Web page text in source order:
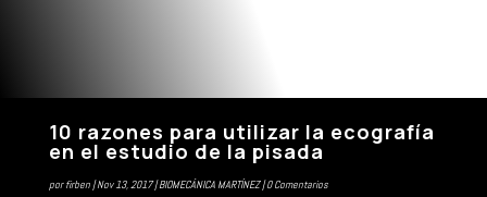
10 razones para utilizar la ecografía
en el estudio de la pisada
porfirben Nov 13, 2017 BIOMECÁNICA MARTÍNEZ 0 Comentarios